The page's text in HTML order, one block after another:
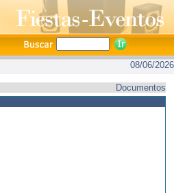
08/06/2026
Documentos